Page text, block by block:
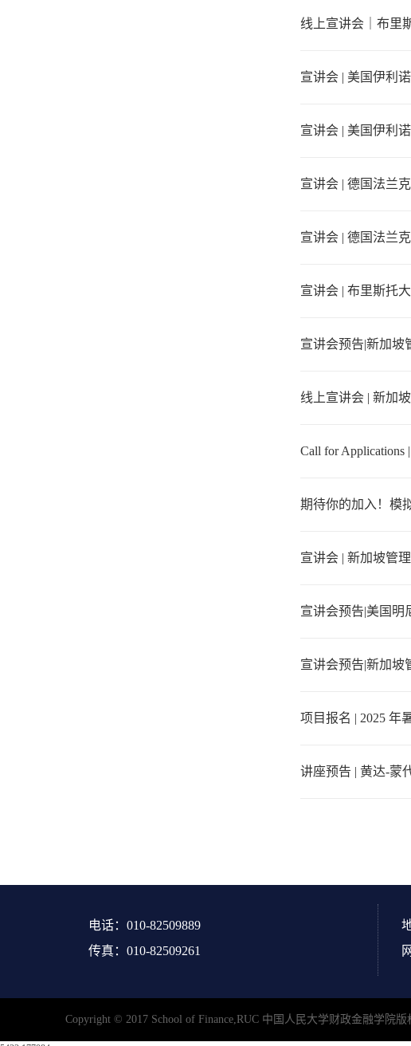
线上宣讲会｜布里
宣讲会 | 美国伊利
宣讲会 | 美国伊利
宣讲会 | 德国法兰
宣讲会 | 德国法兰
宣讲会 | 布里斯托
宣讲会预告|新加坡
线上宣讲会 | 新加
Call for Applications
期待你的加入！模
宣讲会 | 新加坡管
宣讲会预告|美国明
宣讲会预告|新加坡
项目报名 | 2025 年
讲座预告 | 黄达-蒙
电话：010-82509889
传真：010-82509261
Copyright © 2017 School of Finance,RUC 中国人民大学财政